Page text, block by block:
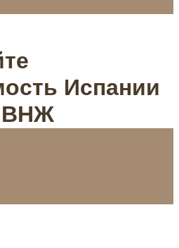
750
Испании
ВНЖ